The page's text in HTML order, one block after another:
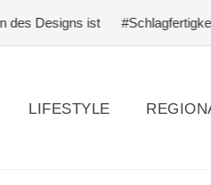
#Schlagfertigkeit lernen:
LIFESTYLE